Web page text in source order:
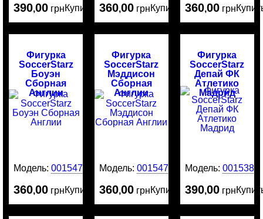
390,00 грнКупить 360,00 грнКупить 360,00 грн
Фигурка
SoccerStarz
Боуэн
Сборная
Англии
Модель:0015477
360,00 грнКупить
Фигурка
SoccerStarz
Мэддисон
Сборная
Англии
Модель:0015476
360,00 грнКупить
Фигурка
SoccerStarz
Депай ФК
Атлетико
Мадрид
Модель: 0015380
390,00 грн